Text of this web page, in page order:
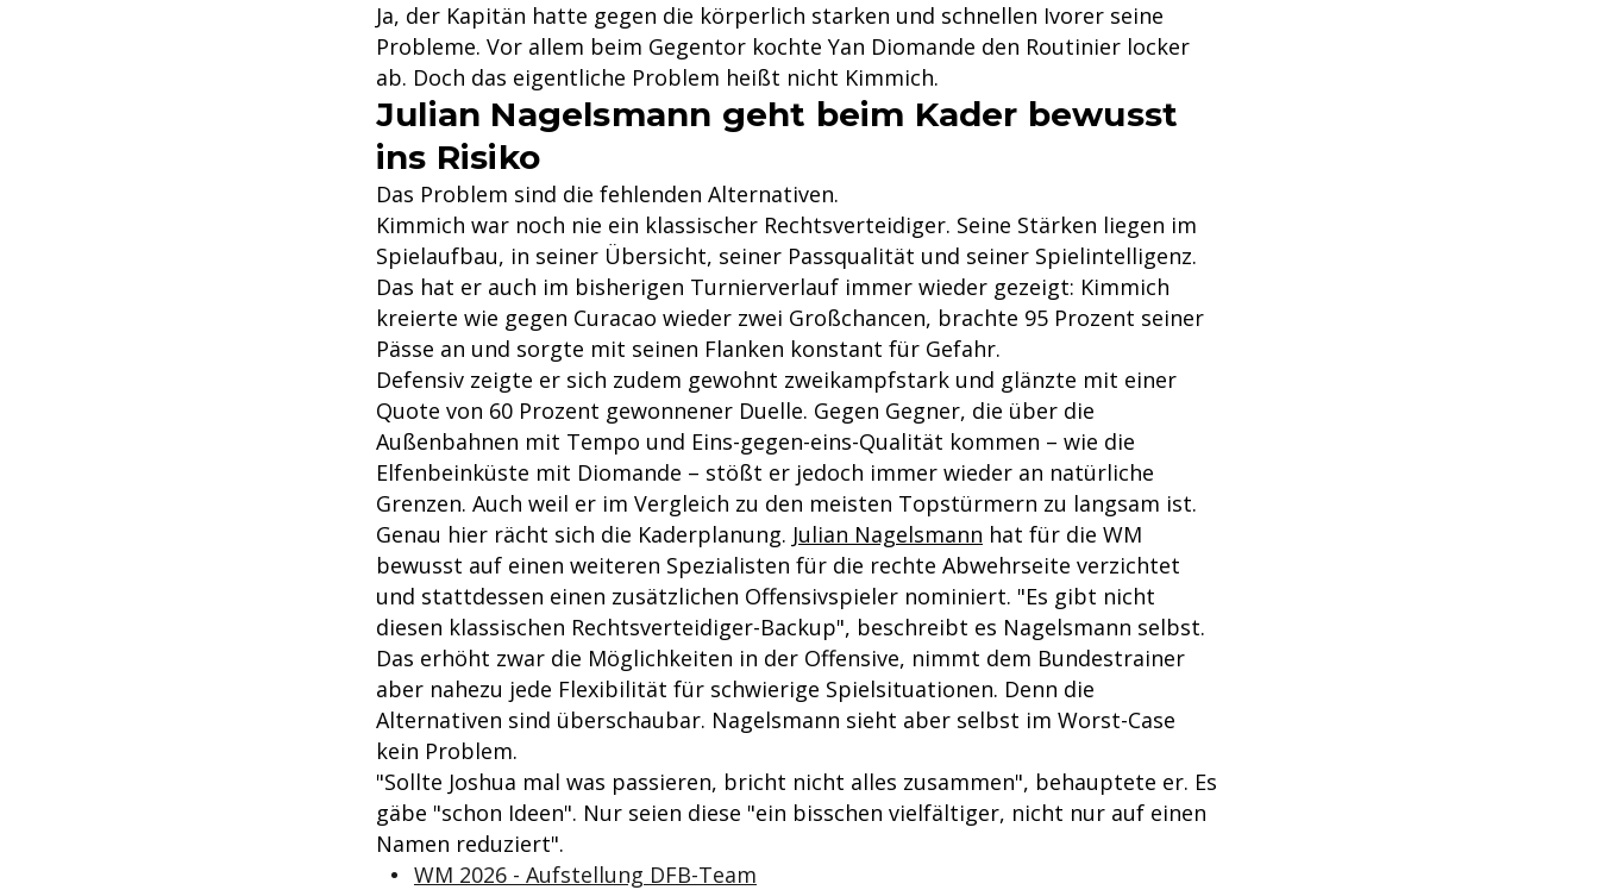
Ja, der Kapitän hatte gegen die körperlich starken und schnellen Ivorer seine
Probleme. Vor allem beim Gegentor kochte Yan Diomande den Routinier locker
ab. Doch das eigentliche Problem heißt nicht Kimmich.
Julian Nagelsmann geht beim Kader bewusst
ins Risiko
Das Problem sind die fehlenden Alternativen.
Kimmich war noch nie ein klassischer Rechtsverteidiger. Seine Stärken liegen im
Spielaufbau, in seiner Übersicht, seiner Passqualität und seiner Spielintelligenz.
Das hat er auch im bisherigen Turnierverlauf immer wieder gezeigt: Kimmich
kreierte wie gegen Curacao wieder zwei Großchancen, brachte 95 Prozent seiner
Pässe an und sorgte mit seinen Flanken konstant für Gefahr.
Defensiv zeigte er sich zudem gewohnt zweikampfstark und glänzte mit einer
Quote von 60 Prozent gewonnener Duelle. Gegen Gegner, die über die
Außenbahnen mit Tempo und Eins-gegen-eins-Qualität kommen – wie die
Elfenbeinküste mit Diomande – stößt er jedoch immer wieder an natürliche
Grenzen. Auch weil er im Vergleich zu den meisten Topstürmern zu langsam ist.
Genau hier rächt sich die Kaderplanung. Julian Nagelsmann hat für die WM
bewusst auf einen weiteren Spezialisten für die rechte Abwehrseite verzichtet
und stattdessen einen zusätzlichen Offensivspieler nominiert. "Es gibt nicht
diesen klassischen Rechtsverteidiger-Backup", beschreibt es Nagelsmann selbst.
Das erhöht zwar die Möglichkeiten in der Offensive, nimmt dem Bundestrainer
aber nahezu jede Flexibilität für schwierige Spielsituationen. Denn die
Alternativen sind überschaubar. Nagelsmann sieht aber selbst im Worst-Case
kein Problem.
"Sollte Joshua mal was passieren, bricht nicht alles zusammen", behauptete er. Es
gäbe "schon Ideen". Nur seien diese "ein bisschen vielfältiger, nicht nur auf einen
Namen reduziert".
WM 2026 - Aufstellung DFB-Team